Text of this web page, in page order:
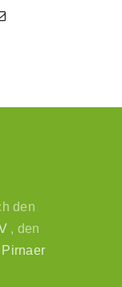
E-
den
, den
Pirnaer